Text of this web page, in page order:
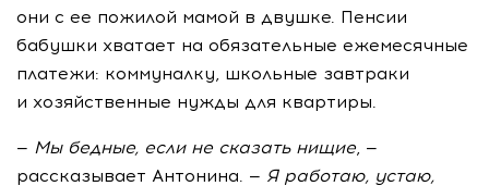
они с ее пожилой мамой в двушке. Пенсии
бабушки хватает на обязательные ежемесячные
платежи: коммуналку, школьные завтраки
и хозяйственные нужды для квартиры.
— Мы бедные, если не сказать нищие, —
рассказывает Антонина. — Я работаю, устаю,